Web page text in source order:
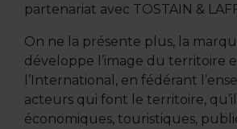
partenariat avec TOSTAIN &
On ne la présente plus, la
développe l’image du territoire
l’International, en fédérant
acteurs qui font le territoire,
économiques, touristiques,